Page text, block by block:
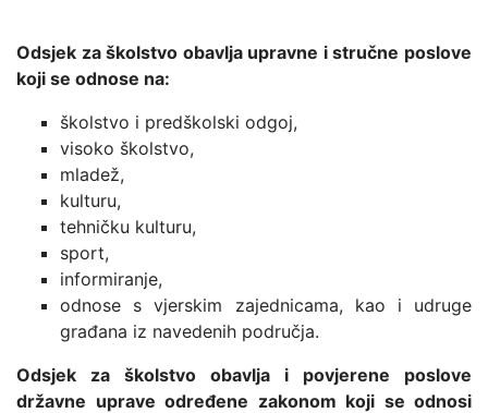
Odsjek za školstvo obavlja upravne i stručne poslove
koji se odnose na:
školstvo i predškolski odgoj,
visoko školstvo,
mladež,
kulturu,
tehničku kulturu,
sport,
informiranje,
odnose s vjerskim zajednicama, kao i udruge
građana iz navedenih područja.
Odsjek za školstvo obavlja i povjerene poslove
državne uprave određene zakonom koji se odnosi